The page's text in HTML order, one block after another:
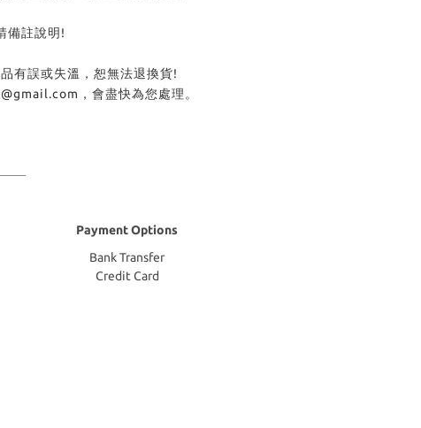
註說明!
誤或失溫，恕無法退換貨!
，會盡快為您處理。
Payment Options
Bank Transfer
Credit Card